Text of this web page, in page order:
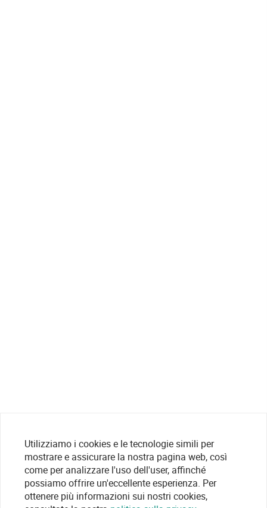
Utilizziamo i cookies e le tecnologie simili per
mostrare e assicurare la nostra pagina web, così
come per analizzare l'uso dell'user, affinché
possiamo offrire un'eccellente esperienza. Per
ottenere più informazioni sui nostri cookies,